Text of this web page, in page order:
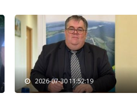
2026-07-30 11:52:19